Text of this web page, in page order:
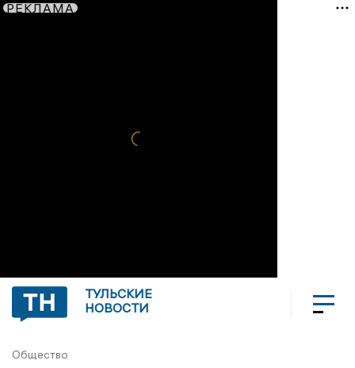
РЕКЛАМА
ТУЛЬСКИЕ
НОВОСТИ
Общество